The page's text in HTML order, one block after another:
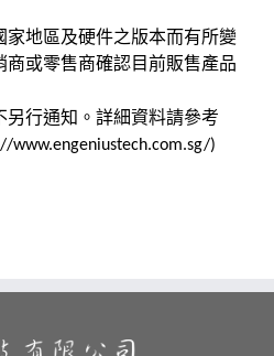
家地區及硬件之版本而有所變
或零售商確認目前販售產品
行通知。詳細資料請參考
www.engeniustech.com.sg/)